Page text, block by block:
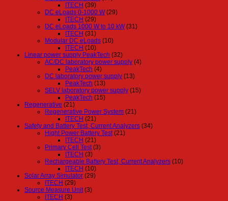
ITECH (39)
DC eLoads 0-1000 W (29)
ITECH (29)
DC eLoads 1000 W to 10 kW (31)
ITECH (31)
Modular DC eLoads (10)
ITECH (10)
Linear power supply PeakTech (32)
AC/DC laboratory power supply (4)
PeakTech (4)
DC laboratory power supply (13)
PeakTech (13)
SELV laboratory power supply (15)
PeakTech (15)
Regenerative (21)
Regenerative Power System (21)
ITECH (21)
Safety and Battery Test, Current Analyzers (34)
Hight Power Battery Test (21)
ITECH (21)
Primary Cell Test (3)
ITECH (3)
Rechargeable Battery Test, Current Analyzers (10)
ITECH (10)
Solar Array Simulator (29)
ITECH (29)
Source Measure Unit (3)
ITECH (3)